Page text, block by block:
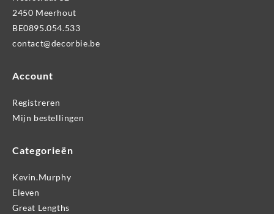
2450 Meerhout
BE0895.054.533
contact@decorbie.be
Account
Registreren
Mijn bestellingen
Categorieën
Kevin.Murphy
Eleven
Great Lengths